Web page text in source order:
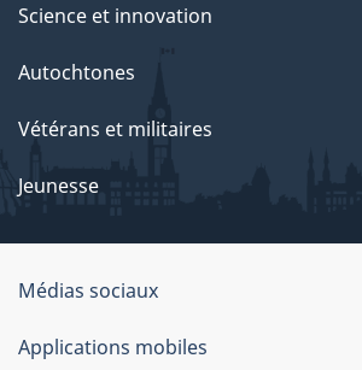
Science et innovation
Autochtones
Vétérans et militaires
Jeunesse
À
Médias sociaux
Applications mobiles